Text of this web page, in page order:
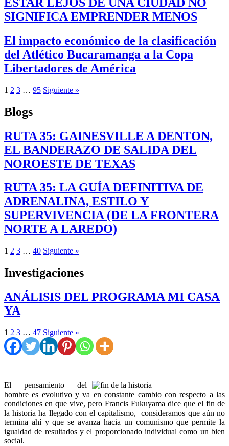
SIGNIFICA EMPRENDER MENOS
El impacto económico de la clasificación
del Atlético Bucaramanga a la Copa
Libertadores de América
1 2 3 … 95 Siguiente »
Blogs
RUTA 35: GAINESVILLE A DENTON,
EL BANDERAZO DE SALIDA DEL
NOROESTE DE TEXAS
RUTA 35: LA GUÍA DEFINITIVA DE
ADRENALINA, ESTILO Y
SUPERVIVENCIA (DE LA FRONTERA
NORTE A LAREDO)
1 2 3 … 40 Siguiente »
Investigaciones
ANÁLISIS DEL PROGRAMA MI CASA
YA
1 2 3 … 47 Siguiente »
El pensamiento del
hombre es evolutivo y va en constante cambio con respecto a las
condiciones en que vive, pero Francis Fukuyama dice que el fin de
la historia ha llegado con el capitalismo, consideramos que aún no
termina ahí y que se avanza hacia un comunismo que permite la
igualdad de resultados y el proporcionado individual como un bien
social.